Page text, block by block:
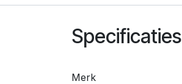
Specificaties
Merk